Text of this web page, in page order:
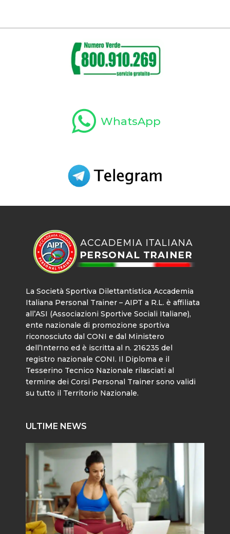
WhatsApp
La Società Sportiva Dilettantistica Accademia
Italiana Personal Trainer – AIPT a R.L. è affiliata
all’ASI (Associazioni Sportive Sociali Italiane),
ente nazionale di promozione sportiva
riconosciuto dal CONI e dal Ministero
dell’Interno ed è iscritta al n. 216235 del
registro nazionale CONI. Il Diploma e il
Tesserino Tecnico Nazionale rilasciati al
termine dei Corsi Personal Trainer sono validi
su tutto il Territorio Nazionale.
ULTIME NEWS